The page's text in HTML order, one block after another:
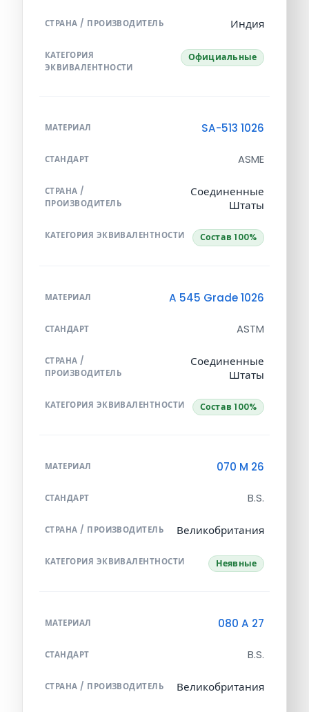
СТРАНА / ПРОИЗВОДИТЕЛЬ Индия
КАТЕГОРИЯ
ЭКВИВАЛЕНТНОСТИ
Официальные
МАТЕРИАЛ SA-513 1026
СТАНДАРТ ASME
СТРАНА /
ПРОИЗВОДИТЕЛЬ
Соединенные
Штаты
КАТЕГОРИЯ ЭКВИВАЛЕНТНОСТИ Состав 100%
МАТЕРИАЛ A 545 Grade 1026
СТАНДАРТ ASTM
СТРАНА /
ПРОИЗВОДИТЕЛЬ
Соединенные
Штаты
КАТЕГОРИЯ ЭКВИВАЛЕНТНОСТИ Состав 100%
МАТЕРИАЛ 070 M 26
СТАНДАРТ B.S.
СТРАНА / ПРОИЗВОДИТЕЛЬ Великобритания
КАТЕГОРИЯ ЭКВИВАЛЕНТНОСТИ Неявные
МАТЕРИАЛ 080 A 27
СТАНДАРТ B.S.
СТРАНА / ПРОИЗВОДИТЕЛЬ Великобритания